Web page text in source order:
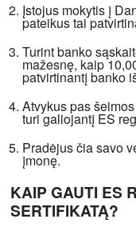
Įstojus mokytis į
pateikus tai
Turint banko
mažesnę, kaip
patvirtinantį banko
Atvykus pas
turi galiojantį ES
Pradėjus čia savo
įmonę.
KAIP GAUTI ES
SERTIFIKATĄ?